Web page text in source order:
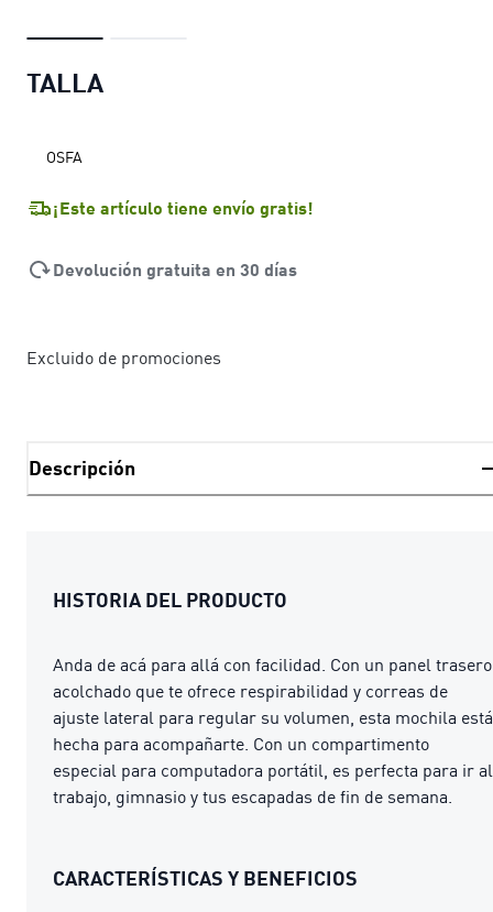
TALLA
OSFA
¡Este artículo tiene envío gratis!
Devolución gratuita en 30 días
Excluido de promociones
Descripción
HISTORIA DEL PRODUCTO
Anda de acá para allá con facilidad. Con un panel trasero
acolchado que te ofrece respirabilidad y correas de
ajuste lateral para regular su volumen, esta mochila está
hecha para acompañarte. Con un compartimento
especial para computadora portátil, es perfecta para ir al
trabajo, gimnasio y tus escapadas de fin de semana.
CARACTERÍSTICAS Y BENEFICIOS